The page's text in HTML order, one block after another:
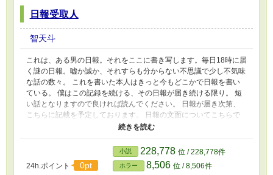
日報受取人
智天斗
これは、ある男の日報。それをここに書き写します。毎日18時に届
く謎の日報。嘘か誠か、それすらも分からない不思議で少し不気味
な話の数々。 これを書いた本人はきっと今もどこかで日報を書い
ている。 僕はこの記録を続ける、その日報が届き続ける限り。 短
い話となりますので良ければ読んでください。 日報が届き次第、
こちらに記載を予定しております。 日報の文面についてこちらで
解釈し、添削を加えております。一部表現につきまして、○○などで
表現する場合がございます。ご了承ください。 短編(日報)と長編
(物語形式)2種類を載せていきます。 episode〇は短編(日報)、人見
秀一の黙秘録episode〇は長編(物語形式)です。 物語形式の"人見秀
一の黙秘録"については日報受取人の日報内に出てくる人物、人見
24h.ポイント 0pt
小説 228,778 位 / 228,778件
ホラー 8,506 位 / 8,506件